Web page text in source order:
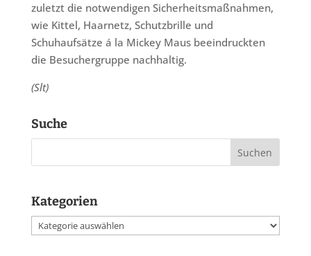
zuletzt die notwendigen Sicherheitsmaßnahmen,
wie Kittel, Haarnetz, Schutzbrille und
Schuhaufsätze á la Mickey Maus beeindruckten
die Besuchergruppe nachhaltig.
(Slt)
Suche
Kategorien
Kategorien